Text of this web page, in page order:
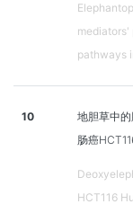
mediators'
pathways
10
地胆草中
肠癌
HCT116